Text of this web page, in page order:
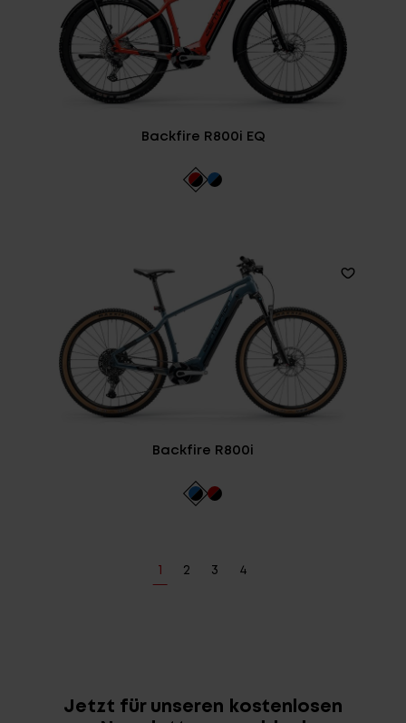
Backfire R800i EQ
Backfire R800i
1 2 3 4
Jetzt für unseren kostenlosen